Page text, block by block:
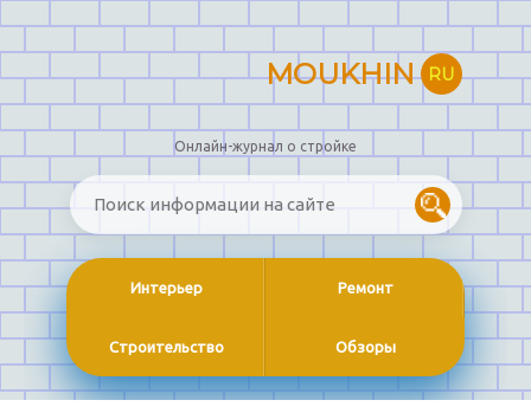
MOUKHIN RU
Онлайн-журнал о стройке
Интерьер Ремонт
Строительство Обзоры